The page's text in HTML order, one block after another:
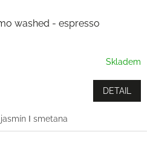
washed - espresso
Skladem
DETAIL
Ι smetana